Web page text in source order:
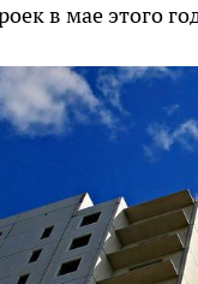
в мае этого